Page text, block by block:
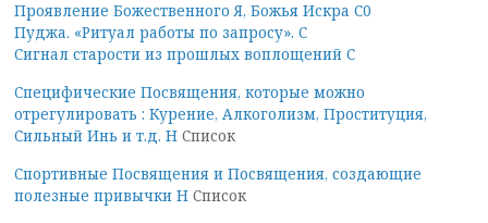
Проявление Божественного Я, Божья Искра С0
Пуджа. «Ритуал работы по запросу». С
Сигнал старости из прошлых воплощений С
Специфические Посвящения, которые можно
отрегулировать : Курение, Алкоголизм, Проституция,
Сильный Инь и т.д. Н Список
Спортивные Посвящения и Посвящения, создающие
полезные привычки Н Список